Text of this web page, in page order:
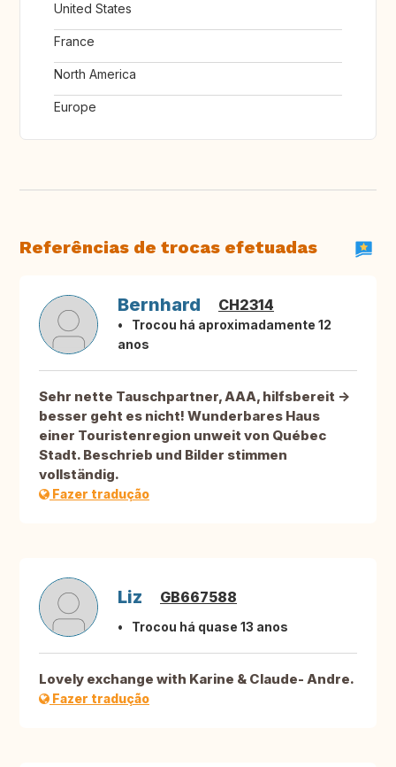
United States
France
North America
Europe
Referências de trocas efetuadas
Bernhard CH2314
Trocou há aproximadamente 12
anos
Sehr nette Tauschpartner, AAA, hilfsbereit ->
besser geht es nicht! Wunderbares Haus
einer Touristenregion unweit von Québec
Stadt. Beschrieb und Bilder stimmen
vollständig.
Fazer tradução
Liz GB667588
Trocou há quase 13 anos
Lovely exchange with Karine & Claude- Andre.
Fazer tradução